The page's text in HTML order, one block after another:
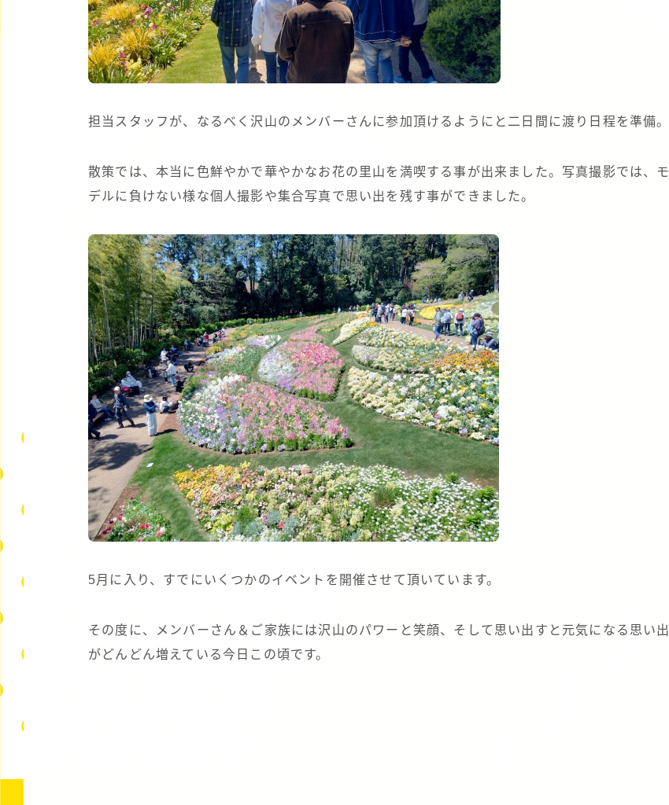
担当スタッフが、なるべく沢山のメンバーさんに参加頂けるようにと二日間に渡り日程を準備。
散策では、本当に色鮮やかで華やかなお花の里山を満喫する事が出来ました。写真撮影では、モ
デルに負けない様な個人撮影や集合写真で思い出を残す事ができました。
5月に入り、すでにいくつかのイベントを開催させて頂いています。
その度に、メンバーさん＆ご家族には沢山のパワーと笑顔、そして思い出すと元気になる思い出
がどんどん増えている今日この頃です。